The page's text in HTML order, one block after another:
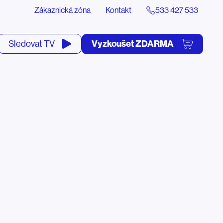
Zákaznická zóna Kontakt 533 427 533
Sledovat TV Vyzkoušet ZDARMA